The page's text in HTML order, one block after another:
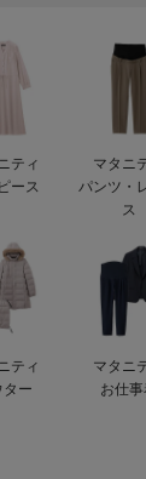
ティ
ース
マタニ
パンツ・
ス
ティ
ター
マタニ
お仕事